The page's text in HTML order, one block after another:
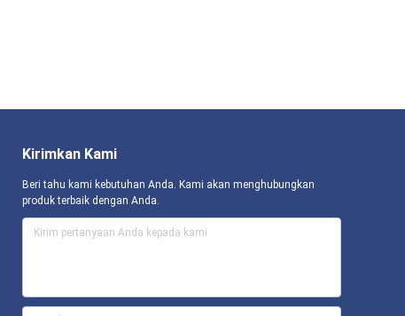
Kirimkan Kami
Beri tahu kami kebutuhan Anda. Kami akan menghubungkan
produk terbaik dengan Anda.